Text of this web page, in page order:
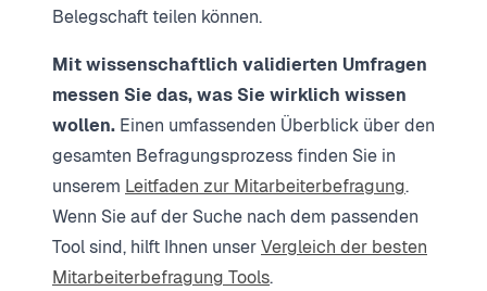
Belegschaft teilen können.
Mit wissenschaftlich validierten Umfragen
messen Sie das, was Sie wirklich wissen
wollen. Einen umfassenden Überblick über den
gesamten Befragungsprozess finden Sie in
unserem Leitfaden zur Mitarbeiterbefragung.
Wenn Sie auf der Suche nach dem passenden
Tool sind, hilft Ihnen unserVergleich der besten
Mitarbeiterbefragung Tools.